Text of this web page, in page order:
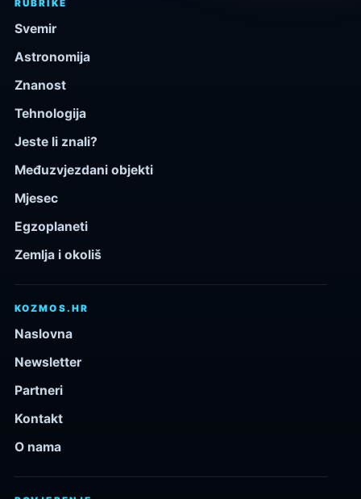
RUBRIKE
Svemir
Astronomija
Znanost
Tehnologija
Jeste li znali?
Međuzvjezdani objekti
Mjesec
Egzoplaneti
Zemlja i okoliš
KOZMOS.HR
Naslovna
Newsletter
Partneri
Kontakt
O nama